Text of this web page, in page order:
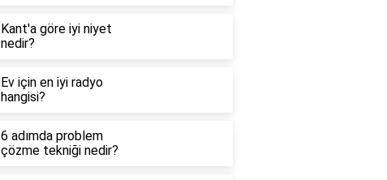
Kant'a göre iyi niyet
nedir?
Ev için en iyi radyo
hangisi?
6 adımda problem
çözme tekniği nedir?